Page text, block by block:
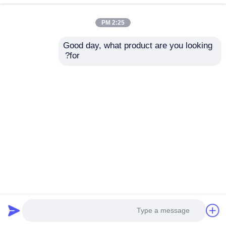
2:25 PM
Good day, what product are you looking
for?